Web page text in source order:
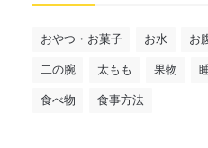
おやつ・お菓子 お水 お
二の腕 太もも 果物
食べ物 食事方法